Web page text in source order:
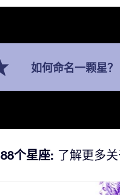
如何命名一颗星？
88个星座: 了解更多